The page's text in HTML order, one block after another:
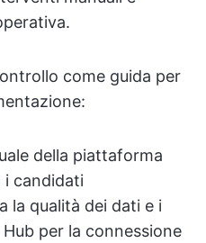
come guida per
della piattaforma
i candidati
la qualità dei dati e i
per la connessione